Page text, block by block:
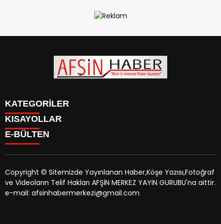
KATEGORİLER
SİYASET
EĞİTİM
MAGAZİN
MANŞETLER
ÖZEL HABER
KISAYOLLAR
SİYASET
EĞİTİM
KÜLTÜR SANAT
MAGAZİN
MANŞETLER
E-BÜLTEN
afsinhaber.com e-bültenine abone olarak, tarafınıza haber,
duyuru ve kampanya içerikli e-postaların gönderilmesini
Copyright © Sitemizde Yayınlanan Haber,Köşe Yazısı,Fotoğraf
ve Videoların Telif Hakları AFŞİN MERKEZ YAYIN GURUBU'na aittir.
e-mail: afsinhabermerkezi@gmail.com